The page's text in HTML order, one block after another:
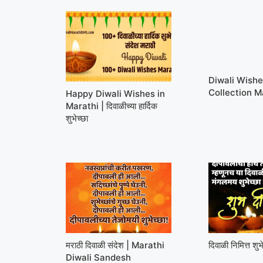
Happy Diwali Wishes in
Marathi | दिवाळीच्या हार्दिक
शुभेच्छा
Diwali
Collection
मराठी दिवाळी संदेश | Marathi
Diwali Sandesh
दिवाळी निमित्त